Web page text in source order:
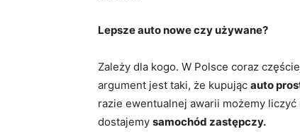
Lepsze auto nowe czy używane?
Zależy dla kogo. W Polsce coraz
argument jest taki, że kupując auto
razie ewentualnej awarii możemy liczyć
dostajemy samochód zastępczy.